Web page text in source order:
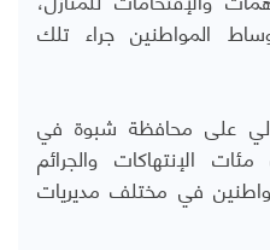
المواطنين جراء تلك
على محافظة شبوة في
الإنتهاكات والجرائم
في مختلف مديريات